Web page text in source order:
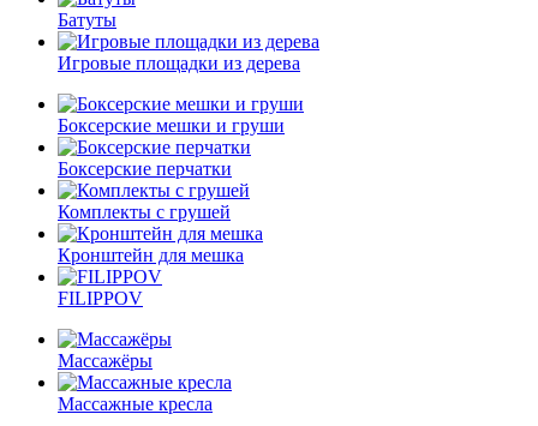
Батуты
Игровые площадки из дерева
Боксерские мешки и груши
Боксерские перчатки
Комплекты с грушей
Кронштейн для мешка
FILIPPOV
Массажёры
Массажные кресла